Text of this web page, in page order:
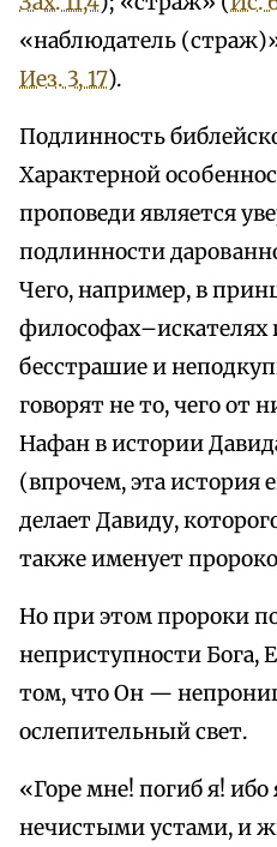
«наблюдатель
Иез. 3, 17).
Подлинность
Характерной
проповеди является
подлинности
Чего, например, в
бесстрашие и
говорят не то, чего от
Нафан в истории
(впрочем, эта история
делает Давиду,
также именует
Но при этом пророки
неприступности Бога,
том, что Он —
ослепительный свет.
«Горе мне! погиб я! ибо
нечистыми устами, и